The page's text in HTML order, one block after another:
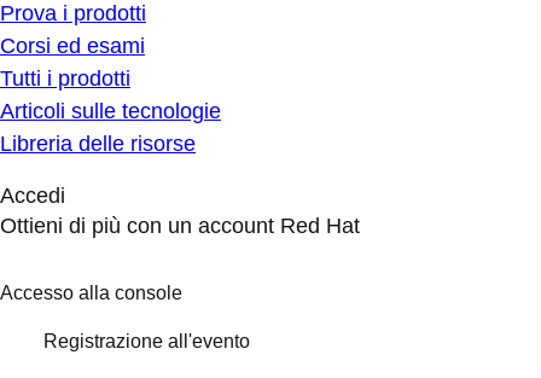
Prova i prodotti
Corsi ed esami
Tutti i prodotti
Articoli sulle tecnologie
Libreria delle risorse
Accedi
Ottieni di più con un account Red Hat
Accesso alla console
Registrazione all'evento